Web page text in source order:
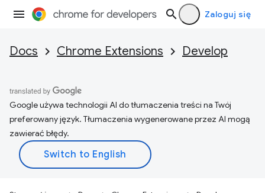
Zaloguj się
Docs Chrome Extensions Develop
Google używa technologii AI do tłumaczenia treści na Twój
preferowany język. Tłumaczenia wygenerowane przez AI mogą
zawierać błędy.